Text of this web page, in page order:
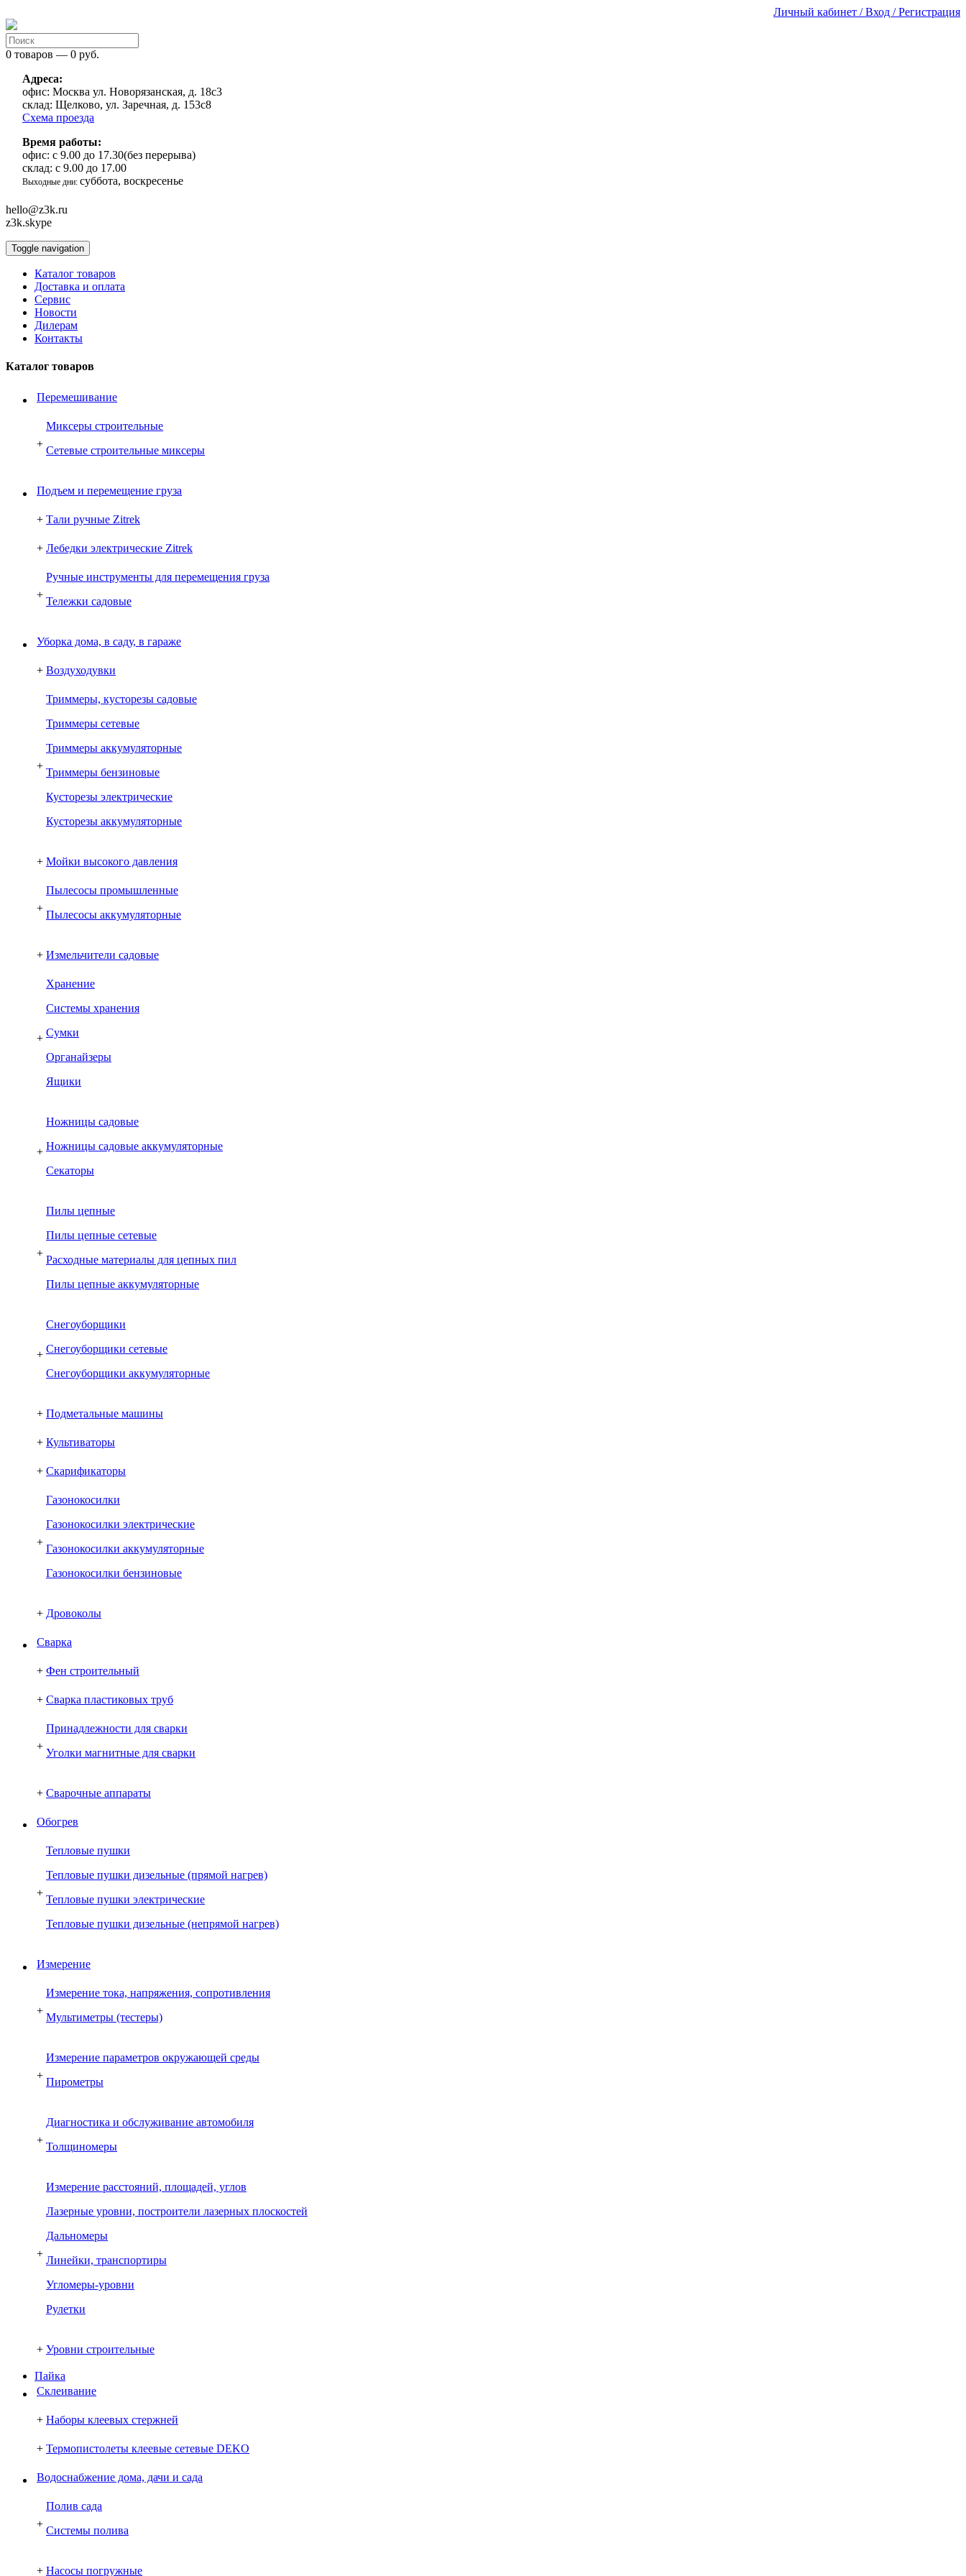
Личный кабинет / Вход / Регистрация
0 товаров — 0 руб.
Адреса:
офис: Москва ул. Новорязанская, д. 18с3
склад: Щелково, ул. Заречная, д. 153с8
Схема проезда
Время работы:
офис: с 9.00 до 17.30(без перерыва)
склад: с 9.00 до 17.00
Выходные дни: суббота, воскресенье
hello@z3k.ru
z3k.skype
Toggle navigation
Каталог товаров
Доставка и оплата
Сервис
Новости
Дилерам
Контакты
Каталог товаров
Перемешивание
+
Миксеры строительные
Сетевые строительные миксеры
Подъем и перемещение груза
+ Тали ручные Zitrek
+ Лебедки электрические Zitrek
+
Ручные инструменты для перемещения груза
Тележки садовые
Уборка дома, в саду, в гараже
+ Воздуходувки
+
Триммеры, кусторезы садовые
Триммеры сетевые
Триммеры аккумуляторные
Триммеры бензиновые
Кусторезы электрические
Кусторезы аккумуляторные
+ Мойки высокого давления
+
Пылесосы промышленные
Пылесосы аккумуляторные
+ Измельчители садовые
+
Хранение
Системы хранения
Сумки
Органайзеры
Ящики
+
Ножницы садовые
Ножницы садовые аккумуляторные
Секаторы
+
Пилы цепные
Пилы цепные сетевые
Расходные материалы для цепных пил
Пилы цепные аккумуляторные
+
Снегоуборщики
Снегоуборщики сетевые
Снегоуборщики аккумуляторные
+ Подметальные машины
+ Культиваторы
+ Скарификаторы
+
Газонокосилки
Газонокосилки электрические
Газонокосилки аккумуляторные
Газонокосилки бензиновые
+ Дровоколы
Сварка
+ Фен строительный
+ Сварка пластиковых труб
+
Принадлежности для сварки
Уголки магнитные для сварки
+ Сварочные аппараты
Обогрев
+
Тепловые пушки
Тепловые пушки дизельные (прямой нагрев)
Тепловые пушки электрические
Тепловые пушки дизельные (непрямой нагрев)
Измерение
+
Измерение тока, напряжения, сопротивления
Мультиметры (тестеры)
+
Измерение параметров окружающей среды
Пирометры
+
Диагностика и обслуживание автомобиля
Толщиномеры
+
Измерение расстояний, площадей, углов
Лазерные уровни, построители лазерных плоскостей
Дальномеры
Линейки, транспортиры
Угломеры-уровни
Рулетки
+ Уровни строительные
Пайка
Склеивание
+ Наборы клеевых стержней
+ Термопистолеты клеевые сетевые DEKO
Водоснабжение дома, дачи и сада
+
Полив сада
Системы полива
+ Насосы погружные